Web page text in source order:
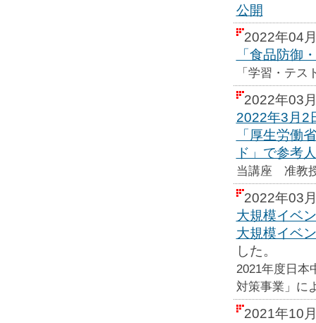
公開
2022年04
「食品防御
「学習・テ
2022年03
2022年3月2
「厚生労働
ド」で参考
当講座 准教
2022年03
大規模イベ
大規模イベ
した。
2021年度日本
対策事業」に
2021年10